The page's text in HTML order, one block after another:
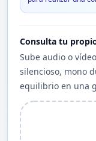
Consulta tu
Sube audio o
silencioso, mono
equilibrio en una